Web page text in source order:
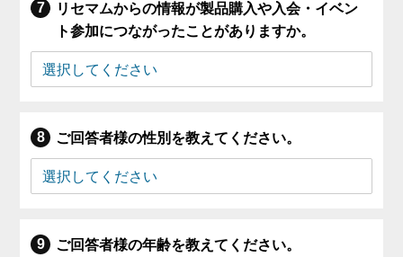
リセマムからの情報が製品購入や入会・イベン
ト参加につながったことがありますか。
ご回答者様の性別を教えてください。
ご回答者様の年齢を教えてください。